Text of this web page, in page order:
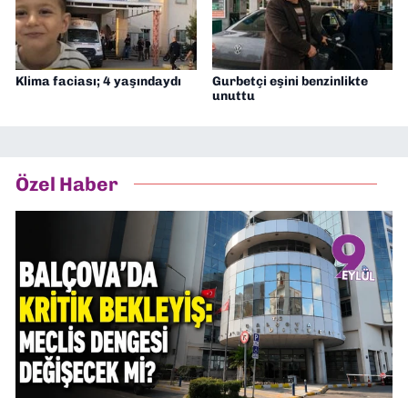
Klima faciası; 4 yaşındaydı
Gurbetçi eşini benzinlikte
unuttu
Özel Haber